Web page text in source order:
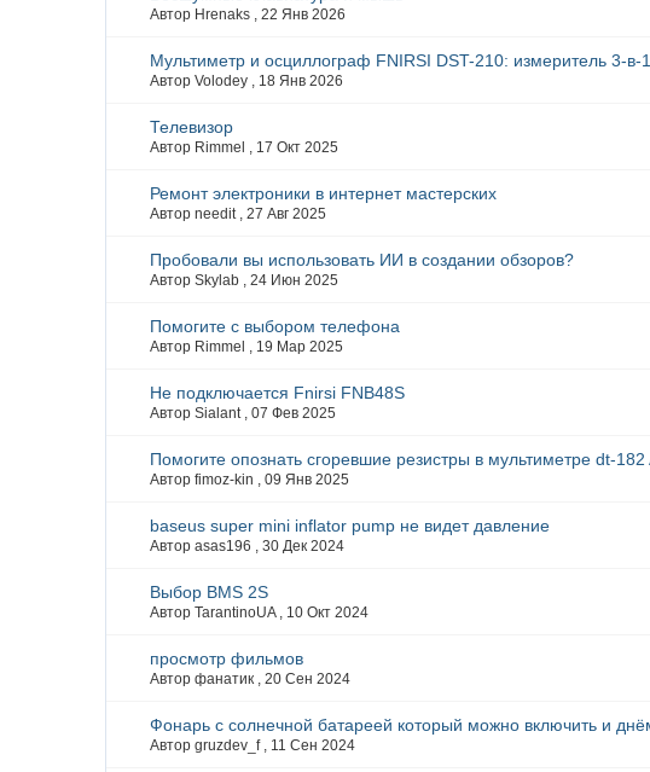
Автор Hrenaks ,22 Янв 2026
Мультиметр и осциллограф FNIRSI DST-210: измеритель 3-в-1
Автор Volodey , 18 Янв 2026
Телевизор
Автор Rimmel , 17 Окт 2025
Ремонт электроники в интернет мастерских
Автор needit ,27 Авг 2025
Пробовали вы использовать ИИ в создании обзоров?
Автор Skylab ,24 Июн 2025
Помогите с выбором телефона
Автор Rimmel , 19 Мар 2025
Не подключается Fnirsi FNB48S
Автор Sialant ,07 Фев 2025
Помогите опознать сгоревшие резистры в мультиметре dt-182
Автор fimoz-kin ,09 Янв 2025
baseus super mini inflator pump не видет давление
Автор asas196 ,30 Дек 2024
Выбор BMS 2S
Автор TarantinoUA , 10 Окт 2024
просмотр фильмов
Автор фанатик ,20 Сен 2024
Фонарь с солнечной батареей который можно включить и
Автор gruzdev_f , 11 Сен 2024